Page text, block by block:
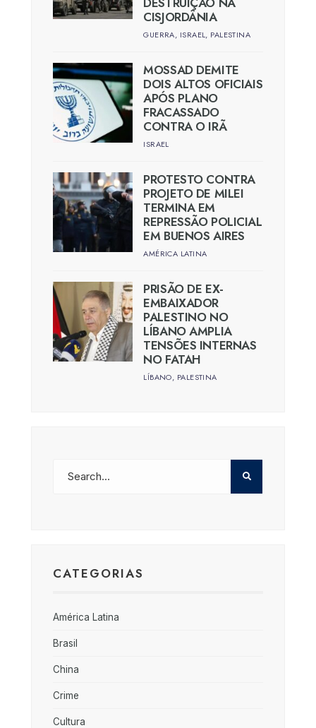
CISJORDÂNIA
GUERRA, ISRAEL, PALESTINA
MOSSAD DEMITE
DOIS ALTOS OFICIAIS
APÓS PLANO
FRACASSADO
CONTRA O IRÃ
ISRAEL
PROTESTO CONTRA
PROJETO DE MILEI
TERMINA EM
REPRESSÃO POLICIAL
EM BUENOS AIRES
AMÉRICA LATINA
PRISÃO DE EX-
EMBAIXADOR
PALESTINO NO
LÍBANO AMPLIA
TENSÕES INTERNAS
NO FATAH
LÍBANO, PALESTINA
CATEGORIAS
América Latina
Brasil
China
Crime
Cultura